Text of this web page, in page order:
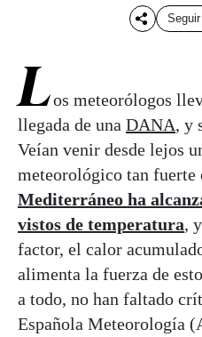
Los meteorólogos
llegada de una DANA, y
Veían venir desde lejos
meteorológico tan fuerte
Mediterráneo ha
vistos de temperatura,
factor, el calor
alimenta la fuerza de
a todo, no han faltado
Española Meteorología